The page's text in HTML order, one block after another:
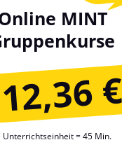
MINT
12,36 €
Unterrichtseinheit = 45 Min.